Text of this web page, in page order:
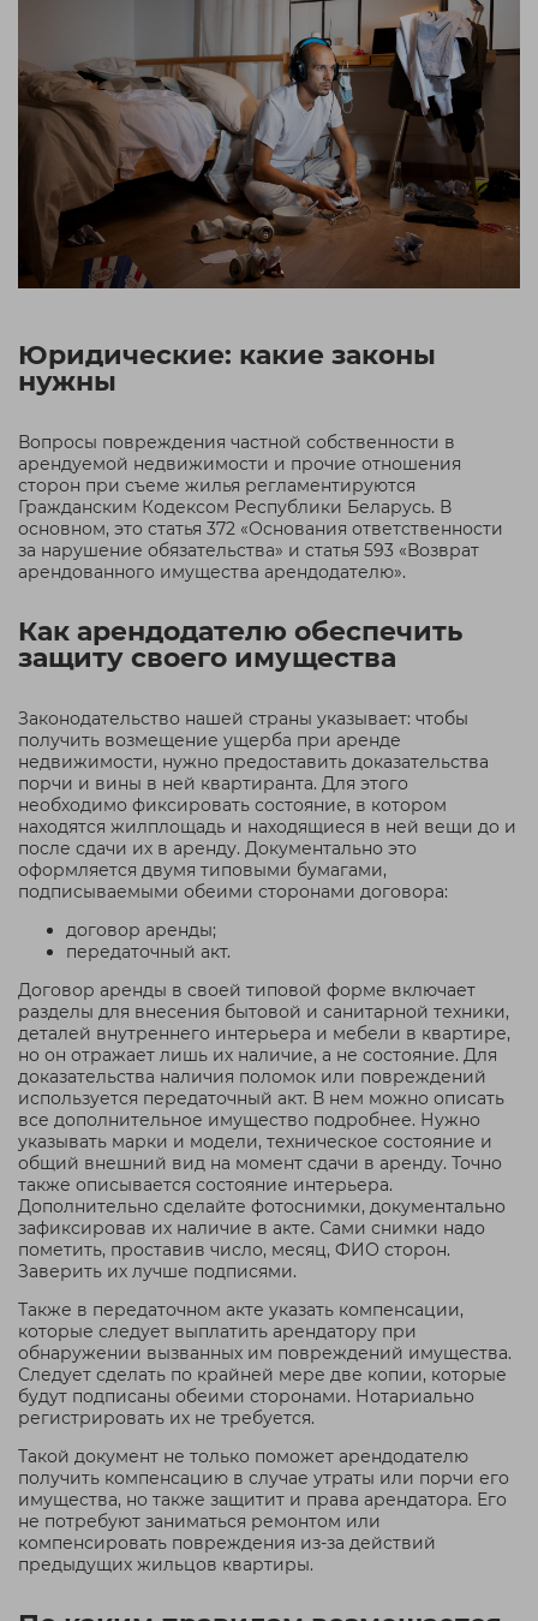
Юридические: какие законы
нужны
Вопросы повреждения частной собственности в
арендуемой недвижимости и прочие отношения
сторон при съеме жилья регламентируются
Гражданским Кодексом Республики Беларусь. В
основном, это статья 372 «Основания ответственности
за нарушение обязательства» и статья 593 «Возврат
арендованного имущества арендодателю».
Как арендодателю обеспечить
защиту своего имущества
Законодательство нашей страны указывает: чтобы
получить возмещение ущерба при аренде
недвижимости, нужно предоставить доказательства
порчи и вины в ней квартиранта. Для этого
необходимо фиксировать состояние, в котором
находятся жилплощадь и находящиеся в ней вещи до и
после сдачи их в аренду. Документально это
оформляется двумя типовыми бумагами,
подписываемыми обеими сторонами договора:
договор аренды;
передаточный акт.
Договор аренды в своей типовой форме включает
разделы для внесения бытовой и санитарной техники,
деталей внутреннего интерьера и мебели в квартире,
но он отражает лишь их наличие, а не состояние. Для
доказательства наличия поломок или повреждений
используется передаточный акт. В нем можно описать
все дополнительное имущество подробнее. Нужно
указывать марки и модели, техническое состояние и
общий внешний вид на момент сдачи в аренду. Точно
также описывается состояние интерьера.
Дополнительно сделайте фотоснимки, документально
зафиксировав их наличие в акте. Сами снимки надо
пометить, проставив число, месяц, ФИО сторон.
Заверить их лучше подписями.
Также в передаточном акте указать компенсации,
которые следует выплатить арендатору при
обнаружении вызванных им повреждений имущества.
Следует сделать по крайней мере две копии, которые
будут подписаны обеими сторонами. Нотариально
регистрировать их не требуется.
Такой документ не только поможет арендодателю
получить компенсацию в случае утраты или порчи его
имущества, но также защитит и права арендатора. Его
не потребуют заниматься ремонтом или
компенсировать повреждения из-за действий
предыдущих жильцов квартиры.